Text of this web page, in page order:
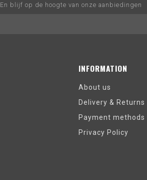
En blijf op de hoogte van onze aanbiedingen
INFORMATION
About us
Delivery & Returns
Payment methods
Privacy Policy